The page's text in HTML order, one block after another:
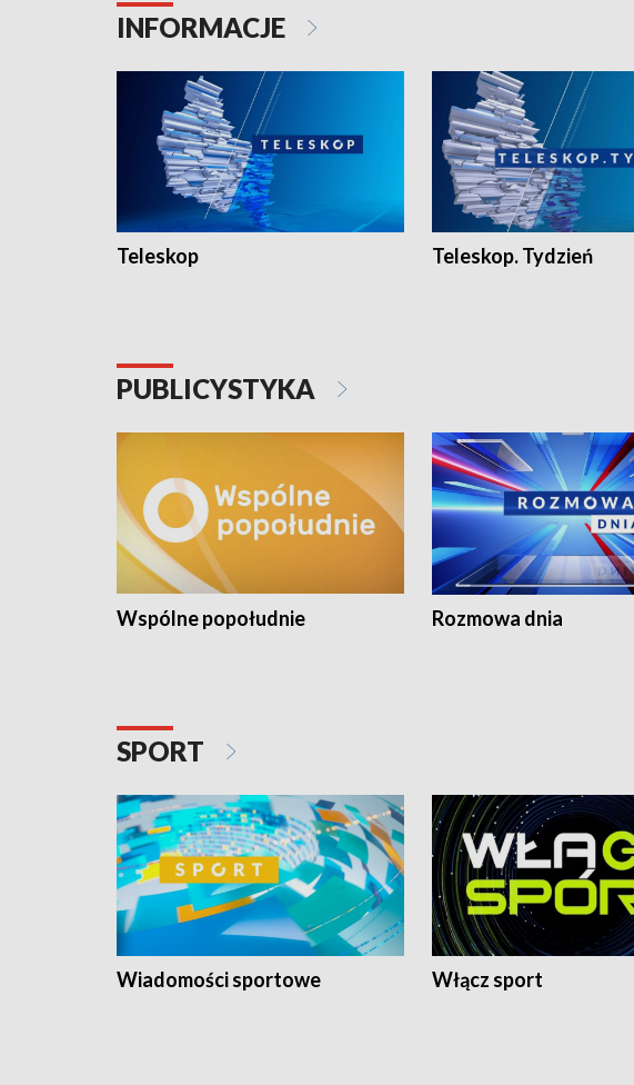
INFORMACJE
Teleskop Teleskop. Tydzień
PUBLICYSTYKA
Wspólne popołudnie Rozmowa dnia
SPORT
Wiadomości sportowe Włącz sport